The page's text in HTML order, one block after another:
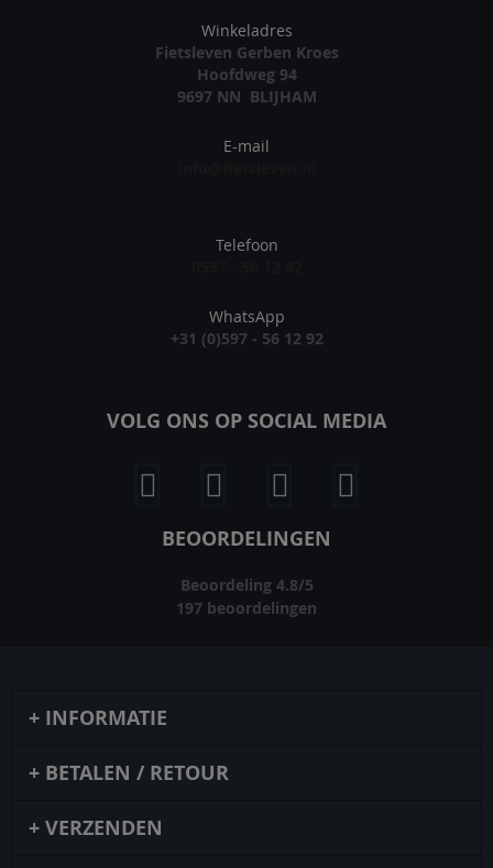
Winkeladres
Fietsleven Gerben Kroes
Hoofdweg 94
9697 NN BLIJHAM
E-mail
Telefoon
WhatsApp
+31 (0)597 - 56 12 92
VOLG ONS OP SOCIAL MEDIA
BEOORDELINGEN
Beoordeling 4.8/5
197 beoordelingen
INFORMATIE
BETALEN / RETOUR
VERZENDEN